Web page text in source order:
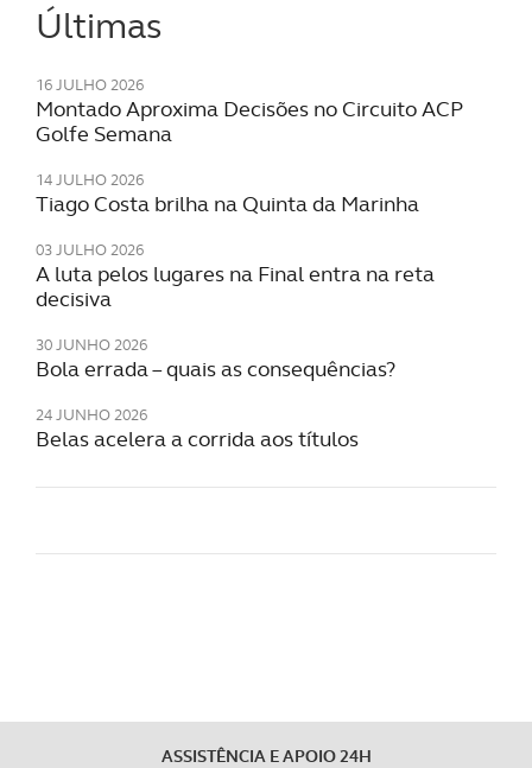
Últimas
16 JULHO 2026
Montado Aproxima Decisões no Circuito ACP
Golfe Semana
14 JULHO 2026
Tiago Costa brilha na Quinta da Marinha
03 JULHO 2026
A luta pelos lugares na Final entra na reta
decisiva
30 JUNHO 2026
Bola errada – quais as consequências?
24 JUNHO 2026
Belas acelera a corrida aos títulos
ASSISTÊNCIA E APOIO 24H